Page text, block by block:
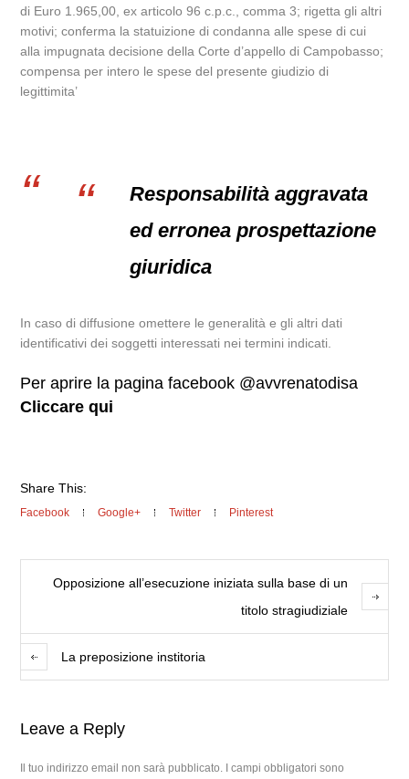
di Euro 1.965,00, ex articolo 96 c.p.c., comma 3; rigetta gli altri
motivi; conferma la statuizione di condanna alle spese di cui
alla impugnata decisione della Corte d’appello di Campobasso;
compensa per intero le spese del presente giudizio di
legittimita’
Responsabilità aggravata
ed erronea prospettazione
giuridica
In caso di diffusione omettere le generalità e gli altri dati
identificativi dei soggetti interessati nei termini indicati.
Per aprire la pagina facebook @avvrenatodisa
Cliccare qui
Share This:
Facebook Google+ Twitter Pinterest
Opposizione all’esecuzione iniziata sulla base di un
titolo stragiudiziale
La preposizione institoria
Leave a Reply
Il tuo indirizzo email non sarà pubblicato.
I campi obbligatori sono